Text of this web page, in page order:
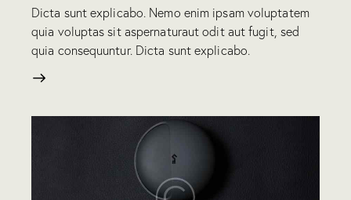
Dicta sunt explicabo. Nemo enim ipsam voluptatem
quia voluptas sit aspernaturaut odit aut fugit, sed
quia consequuntur. Dicta sunt explicabo.